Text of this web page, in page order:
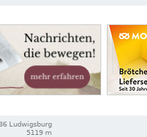
Ludwigsburg
5119 m